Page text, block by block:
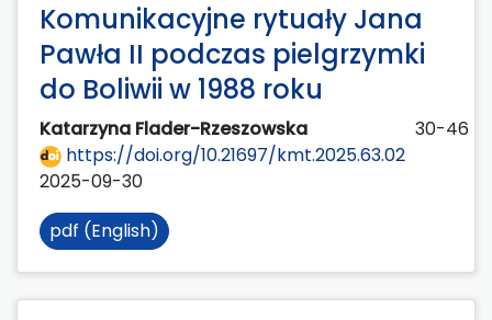
Komunikacyjne rytuały Jana
Pawła II podczas pielgrzymki
do Boliwii w 1988 roku
Katarzyna Flader-Rzeszowska
30-46
https://doi.org/10.21697/kmt.2025.63.02
2025-09-30
pdf (English)